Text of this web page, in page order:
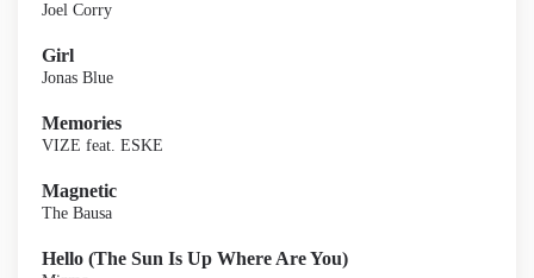
Joel Corry
Girl
Jonas Blue
Memories
VIZE feat. ESKE
Magnetic
The Bausa
Hello (The Sun Is Up Where Are You)